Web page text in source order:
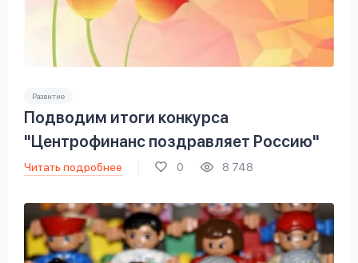
Развитие
Подводим итоги конкурса
"Центрофинанс поздравляет Россию"
Читать подробнее 0 8 748